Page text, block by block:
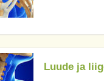
Luude ja